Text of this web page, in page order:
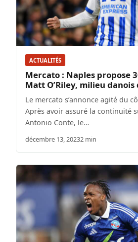
ACTUALITÉS
Mercato : Naples propose
Matt O’Riley, milieu
Le mercato s’annonce agité du
Après avoir assuré la continuité
Antonio Conte, le…
décembre 13, 20232 min